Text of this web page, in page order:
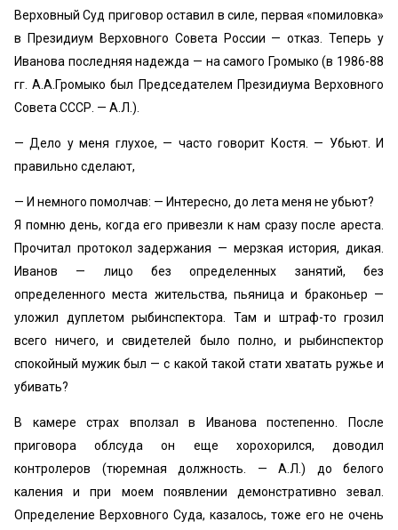
Верховный Суд приговор оставил в силе, первая «помиловка»
в Президиум Верховного Совета России — отказ. Теперь у
Иванова последняя надежда — на самого Громыко (в 1986-88
гг. А.А.Громыко был Председателем Президиума Верховного
Совета СССР. — А.Л.).
— Дело у меня глухое, — часто говорит Костя. — Убьют. И
правильно сделают,
— И немного помолчав: — Интересно, до лета меня не убьют?
Я помню день, когда его привезли к нам сразу после ареста.
Прочитал протокол задержания — мерзкая история, дикая.
Иванов — лицо без определенных занятий, без
определенного места жительства, пьяница и браконьер —
уложил дуплетом рыбинспектора. Там и штраф-то грозил
всего ничего, и свидетелей было полно, и рыбинспектор
спокойный мужик был — с какой такой стати хватать ружье и
убивать?
В камере страх вползал в Иванова постепенно. После
приговора облсуда он еще хорохорился, доводил
контролеров (тюремная должность. — А.Л.) до белого
каления и при моем появлении демонстративно зевал.
Определение Верховного Суда, казалось, тоже его не очень